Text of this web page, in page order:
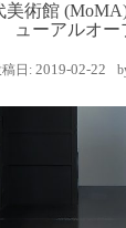
術館
ューアルオー
日: 2019-02-22